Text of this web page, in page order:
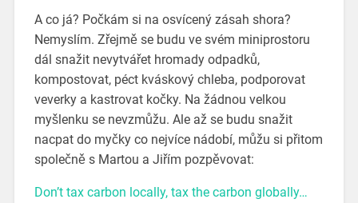
A co já? Počkám si na osvícený zásah shora?
Nemyslím. Zřejmě se budu ve svém miniprostoru
dál snažit nevytvářet hromady odpadků,
kompostovat, péct kváskový chleba, podporovat
veverky a kastrovat kočky. Na žádnou velkou
myšlenku se nevzmůžu. Ale až se budu snažit
nacpat do myčky co nejvíce nádobí, můžu si přitom
společně s Martou a Jiřím pozpěvovat:
Don’t tax carbon locally, tax the carbon globally…